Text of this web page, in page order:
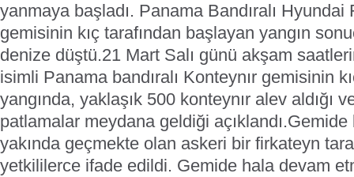
yanmaya başladı. Panama Bandıralı
gemisinin kıç tarafından başlayan yangın
denize düştü.21 Mart Salı günü akşam
isimli Panama bandıralı Konteynır gemisinin
yangında, yaklaşık 500 konteynır alev aldığı
patlamalar meydana geldiği açıklandı.Gemide
yakında geçmekte olan askeri bir firkateyn
yetkililerce ifade edildi. Gemide hala devam